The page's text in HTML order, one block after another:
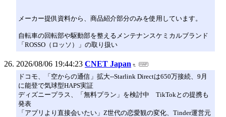
メーカー提供資料から、商品紹介部分のみを使用しています。
自転車の回転部や駆動部を整えるメンテナンスケミカルブランド
「ROSSO（ロッソ）」の取り扱い
2026/08/06 19:44:23 CNET Japan
ドコモ、「空からの通信」拡大--Starlink Directは650万接続、9月
に能登で気球型HAPS実証
ディズニープラス、「無料プラン」を検討中 TikTokとの提携も
発表
「アプリより直接会いたい」Z世代の恋愛観の変化、Tinder運営元